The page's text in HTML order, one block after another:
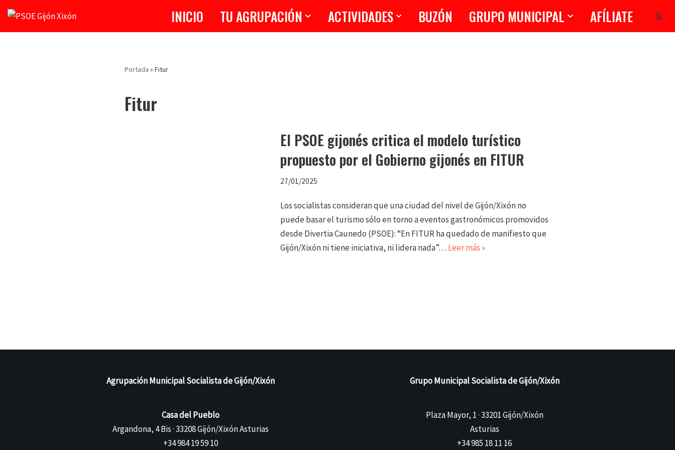
INICIO TU AGRUPACIÓN ACTIVIDADES BUZÓN GRUPO MUNICIPAL AFÍLIATE
Portada »Fitur
Fitur
El PSOE gijonés critica el modelo turístico
propuesto por el Gobierno gijonés en FITUR
27/01/2025
Los socialistas consideran que una ciudad del nivel de Gijón/Xixón no
puede basar el turismo sólo en torno a eventos gastronómicos promovidos
desde Divertia Caunedo (PSOE): “En FITUR ha quedado de manifiesto que
Gijón/Xixón ni tiene iniciativa, ni lidera nada”… Leer más »
Agrupación Municipal Socialista de Gijón/Xixón
Casa del Pueblo
Argandona, 4 Bis · 33208 Gijón/Xixón Asturias
+34 984 19 59 10
Grupo Municipal Socialista de Gijón/Xixón
Plaza Mayor, 1 · 33201 Gijón/Xixón
Asturias
+34 985 18 11 16